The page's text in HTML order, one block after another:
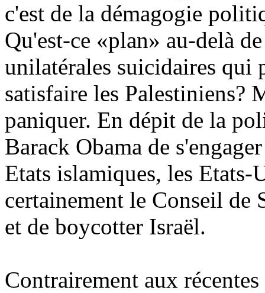
c'est de la démagogie
Qu'est-ce «plan» au-delà
unilatérales suicidaires qui
satisfaire les Palestiniens?
paniquer. En dépit de la
Barack Obama de
Etats islamiques, les Etats-
certainement le Conseil de
et de boycotter Israël.
Contrairement aux